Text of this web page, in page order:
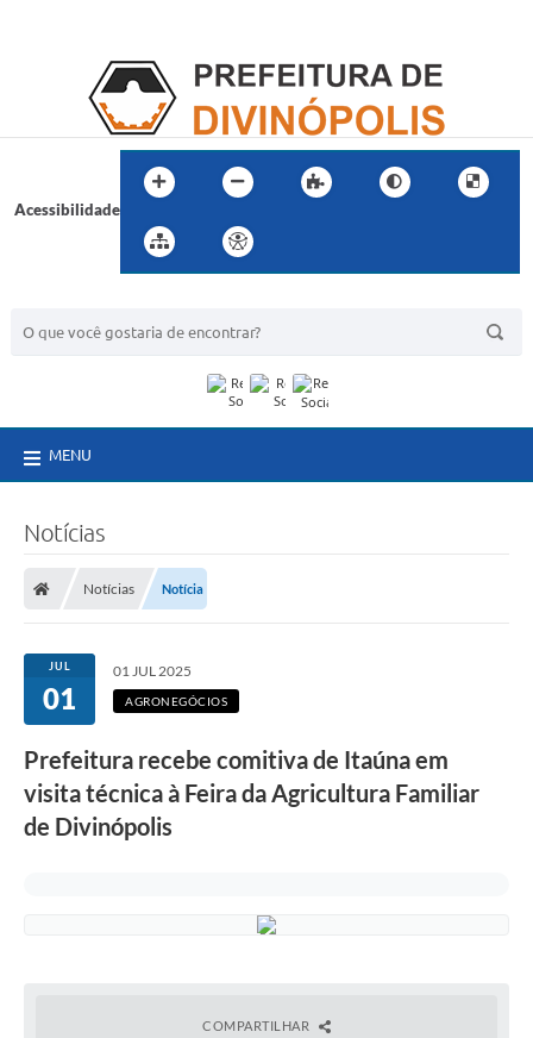
Acessibilidade
MENU
Notícias
Notícias Notícia
JUL
01
01 JUL 2025
AGRONEGÓCIOS
Prefeitura recebe comitiva de Itaúna em
visita técnica à Feira da Agricultura Familiar
de Divinópolis
COMPARTILHAR